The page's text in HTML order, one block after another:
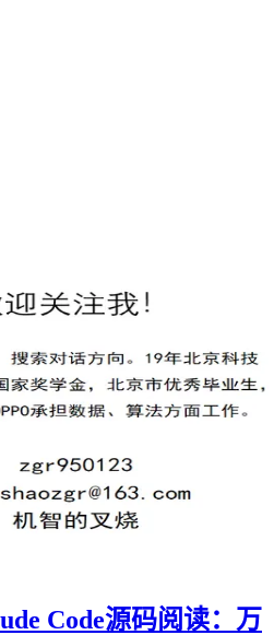
Code源码阅读：万